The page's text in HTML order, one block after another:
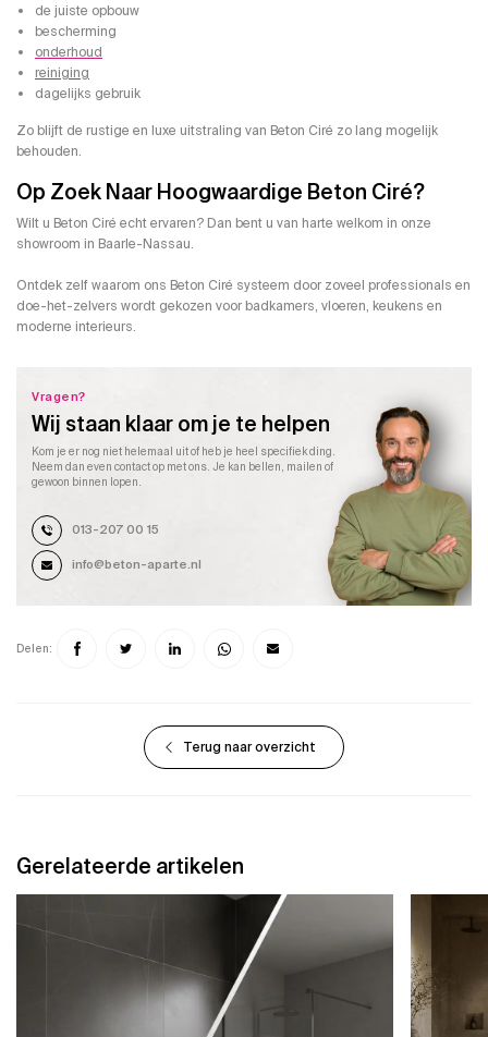
Delen:
Terug naar overzicht
de juiste opbouw
bescherming
onderhoud
reiniging
dagelijks gebruik
Zo blijft de rustige en luxe uitstraling van Beton Ciré zo lang mogelijk
behouden.
Op Zoek Naar Hoogwaardige Beton Ciré?
Wilt u Beton Ciré echt ervaren? Dan bent u van harte welkom in onze
showroom in Baarle-Nassau.
Ontdek zelf waarom ons Beton Ciré systeem door zoveel professionals en
doe-het-zelvers wordt gekozen voor badkamers, vloeren, keukens en
moderne interieurs.
Vragen?
Wij staan klaar om je te helpen
Kom je er nog niet helemaal uit of heb je heel specifiek ding.
Neem dan even contact op met ons. Je kan bellen, mailen of
gewoon binnen lopen.
013-207 00 15
info@beton-aparte.nl
Gerelateerde artikelen